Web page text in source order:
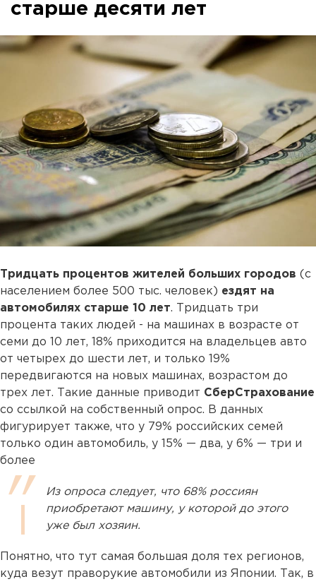
старше десяти лет
Тридцать процентов жителей больших городов (с
населением более 500 тыс. человек) ездят на
автомобилях старше 10 лет. Тридцать три
процента таких людей - на машинах в возрасте от
семи до 10 лет, 18% приходится на владельцев авто
от четырех до шести лет, и только 19%
передвигаются на новых машинах, возрастом до
трех лет. Такие данные приводит СберСтрахование
со ссылкой на собственный опрос. В данных
фигурирует также, что у 79% российских семей
только один автомобиль, у 15% — два, у 6% — три и
более
Из опроса следует, что 68% россиян
приобретают машину, у которой до этого
уже был хозяин.
Понятно, что тут самая большая доля тех регионов,
куда везут праворукие автомобили из Японии. Так, в